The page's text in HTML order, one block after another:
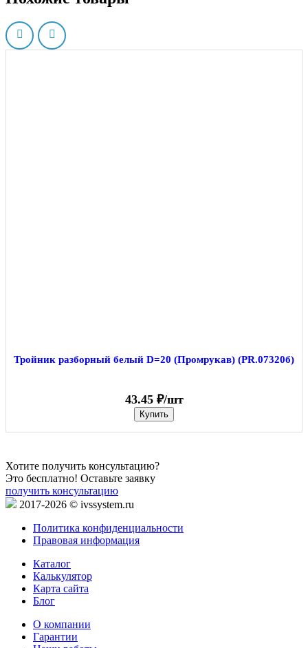
Тройник разборный белый D=20 (Промрукав) (PR.07320б)
43.45 ₽/шт
Купить
Хотите получить консультацию?
Это бесплатно! Оставьте заявку
получить консультацию
2017-2026 © ivssystem.ru
Политика конфиденциальности
Правовая информация
Каталог
Калькулятор
Карта сайта
Блог
О компании
Гарантии